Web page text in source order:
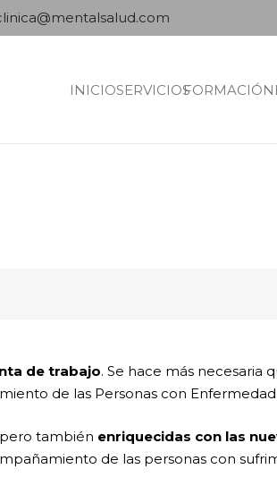
INICIOSERVICIOSFORMACIÓN
de trabajo. Se hace más necesaria
de las Personas con
también enriquecidas con las
de las personas con